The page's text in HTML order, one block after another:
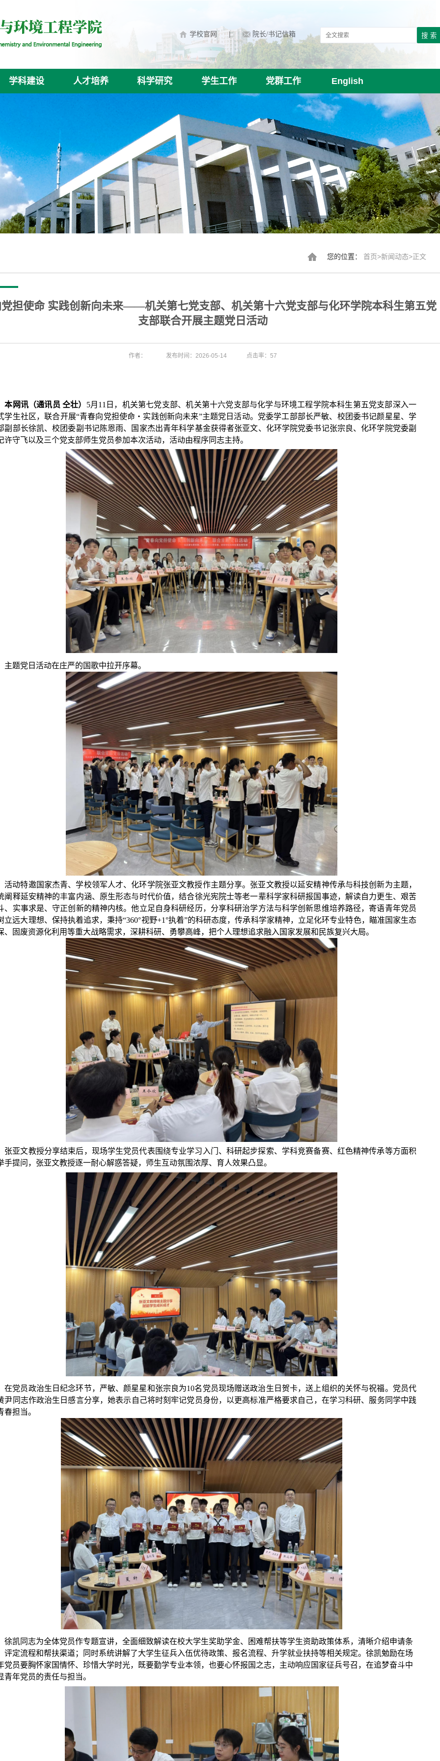
学校官网 | 院长/书记信箱
学科建设 人才培养 科学研究 学生工作 党群工作 English
您的位置： 首页>新闻动态>正文
担使命 实践创新向未来——机关第七党支部、机关第十六党支部与化环学院本科生第五党
支部联合开展主题党日活动
作者： 发布时间：2026-05-14 点击率： 57
本网讯（通讯员 仝壮） 5月 11 日，机关第七党支部、机关第十六党支部与化学与环境工程学院本科生第五党支部深入一
学生社区，联合开展“青春向党担使命 ・ 实践创新向未来”主题党日活动。 党委学工部部长严敏、校团委书记颜星星、学
副部长徐凯、校团委副书记陈恩雨、国家杰出青年科学基金获得者张亚文、化环学院党委书记张宗良、化环学院党委副
许守飞以及三个党支部师生党员参加本次活动，活动由程序同志主持。
主题党日活动在庄严的国歌中拉开序幕。
活动特邀国家杰青、 学校领军人才、化环学院张亚文教授作主题分享。 张亚文教授以延安精神传承与科技创新为主题，
阐释延安精神的丰富内涵、原生形态与时代价值，结合徐光宪院士等老一辈科学家科研报国事迹，解读自力更生、艰苦
、实事求是、守正创新的精神内核。他立足自身科研经历，分享科研治学方法与科学创新思维培养路径，寄语青年党员
立远大理想、保持执着追求，秉持“360°视野+1°执着”的科研态度，传承科学家精神，立足化环专业特色，瞄准国家生态
、固废资源化利用等重大战略需求，深耕科研、勇攀高峰，把个人理想追求融入国家发展和民族复兴大局。
张亚文教授分享结束后，现场学生党员代表围绕专业学习入门、科研起步探索、学科竞赛备赛、红色精神传承等方面积
手提问，张亚文教授逐一耐心解惑答疑，师生互动氛围浓厚、育人效果凸显。
在党员政治生日纪念环节， 严敏、 颜星星和张宗良为10名党员现场赠送政治生日贺卡，送上组织的关怀与祝福。党员代
尹同志作政治生日感言分享，她表示 自己将时刻牢记党员身份，以更高标准严格要求自己，在学习科研、服务同学中践
春担当。
徐凯 同志为全体党员作专题宣讲，全面细致解读在校大学生奖助学金、困难帮扶等学生资助政策体系，清晰介绍申请条
评定流程和帮扶渠道；同时系统讲解了大学生征兵入伍优待政策、报名流程、升学就业扶持等相关规定。徐凯勉励在场
党员要胸怀家国情怀、珍惜大学时光，既要勤学专业本领，也要心怀报国之志，主动响应国家征兵号召，在追梦奋斗中
青年党员的责任与担当。